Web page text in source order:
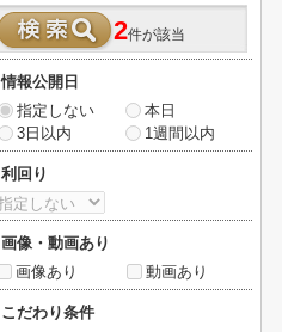
2件が該当
情報公開日
指定しない
本日
3日以内
1週間以内
利回り
画像・動画あり
画像あり
動画あり
こだわり条件